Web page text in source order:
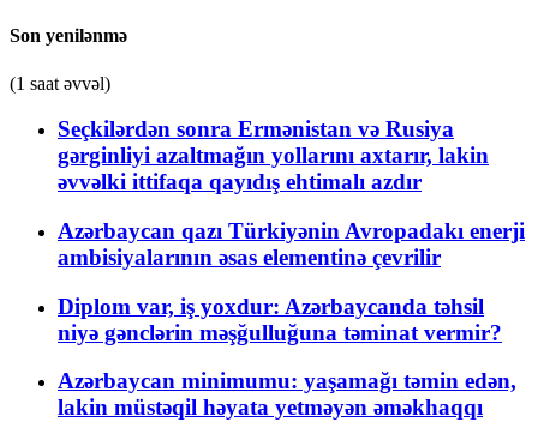
Son yenilənmə
(1 saat əvvəl)
Seçkilərdən sonra Ermənistan və Rusiya
gərginliyi azaltmağın yollarını axtarır, lakin
əvvəlki ittifaqa qayıdış ehtimalı azdır
Azərbaycan qazı Türkiyənin Avropadakı enerji
ambisiyalarının əsas elementinə çevrilir
Diplom var, iş yoxdur: Azərbaycanda təhsil
niyə gənclərin məşğulluğuna təminat vermir?
Azərbaycan minimumu: yaşamağı təmin edən,
lakin müstəqil həyata yetməyən əməkhaqqı